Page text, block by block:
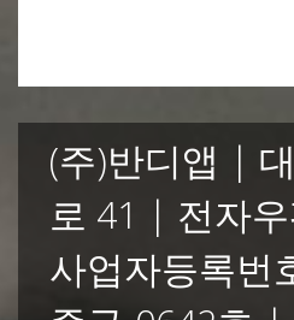
(주)반디앱 |
로 41 | 전자
사업자등록번